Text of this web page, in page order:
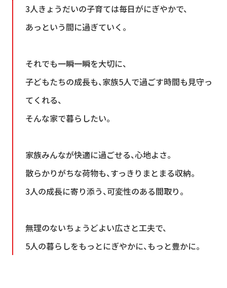
家づくりの知識
お問い合わせ
3人きょうだいの子育ては毎日がにぎやかで、
あっという間に過ぎていく。
それでも一瞬一瞬を大切に、
子どもたちの成長も、家族5人で過ごす時間も見守っ
てくれる、
そんな家で暮らしたい。
家族みんなが快適に過ごせる、心地よさ。
散らかりがちな荷物も、すっきりまとまる収納。
3人の成長に寄り添う、可変性のある間取り。
無理のないちょうどよい広さと工夫で、
5人の暮らしをもっとにぎやかに、もっと豊かに。